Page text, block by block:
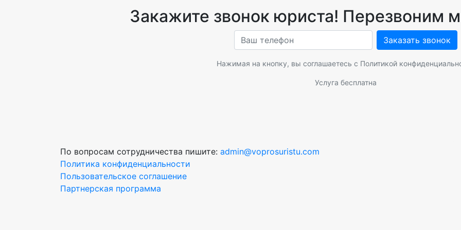
Закажите звонок юриста! Перезвоним
Заказать звонок
Нажимая на кнопку, вы соглашаетесь с Политикой
Услуга бесплатна
По вопросам сотрудничества пишите: admin@voprosuristu.com
Политика конфиденциальности
Пользовательское соглашение
Партнерская программа